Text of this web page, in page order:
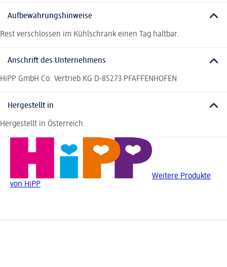
Aufbewahrungshinweise
Rest verschlossen im Kühlschrank einen Tag haltbar.
Anschrift des Unternehmens
HiPP GmbH Co. Vertrieb KG D-85273 PFAFFENHOFEN
Hergestellt in
Hergestellt in Österreich.
Weitere Produkte
von HiPP